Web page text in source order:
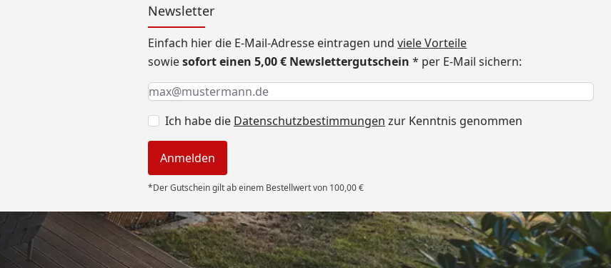
Newsletter
Einfach hier die E-Mail-Adresse eintragen und viele Vorteile
sowiesofort einen 5,00 € Newslettergutschein * per E-Mail sichern:
Keine Eingabe erforderlich
Eingabe erforderlich
E-Mail *
Ich habe die Datenschutzbestimmungen zur Kenntnis genommen
Anmelden
*Der Gutschein gilt ab einem Bestellwert von 100,00 €